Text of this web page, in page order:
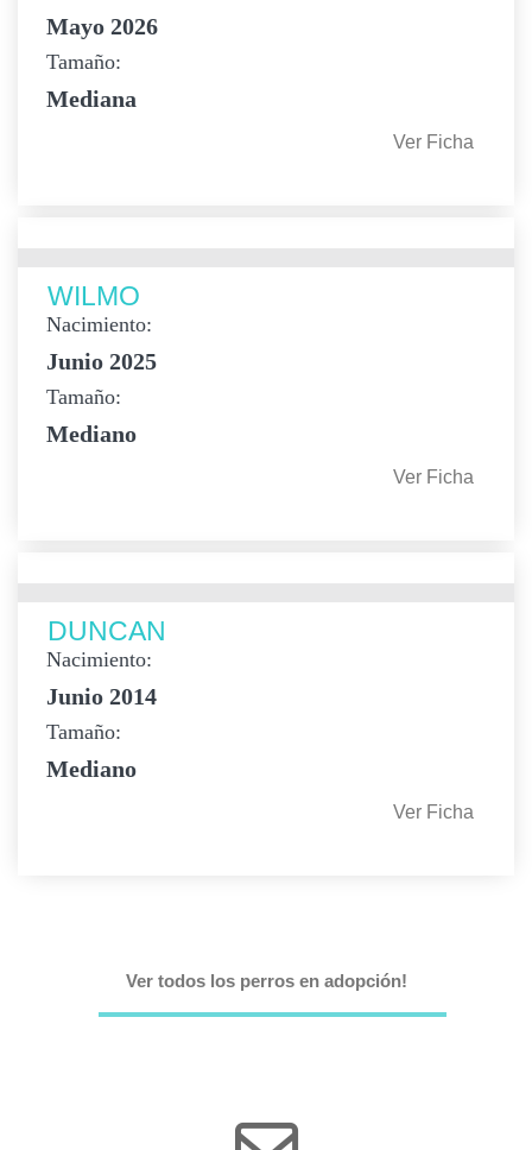
Mayo 2026
Tamaño:
Mediana
Ver Ficha
WILMO
Nacimiento:
Junio 2025
Tamaño:
Mediano
Ver Ficha
DUNCAN
Nacimiento:
Junio 2014
Tamaño:
Mediano
Ver Ficha
Ver todos los perros en adopción!